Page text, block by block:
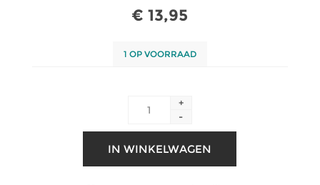
€ 13,95
1 OP VOORRAAD
+
-